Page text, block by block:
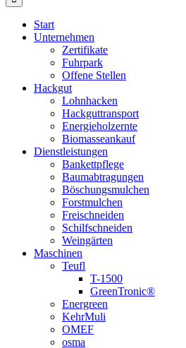
Start
Unternehmen
Zertifikate
Fuhrpark
Offene Stellen
Hackgut
Lohnhacken
Hackguttransport
Energieholzernte
Biomasseankauf
Dienstleistungen
Bankettpflege
Baumabtragungen
Böschungsmulchen
Forstmulchen
Freischneiden
Schilfschneiden
Weingärten
Maschinen
Teufl
T-1500
GreenTronic®
Energreen
KehrMuli
OMEF
osma